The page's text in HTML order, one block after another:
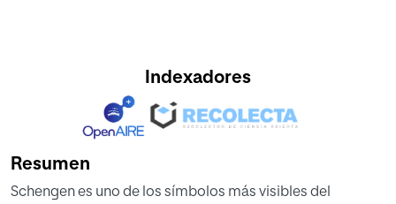
Indexadores
Resumen
Schengen es uno de los símbolos más visibles del